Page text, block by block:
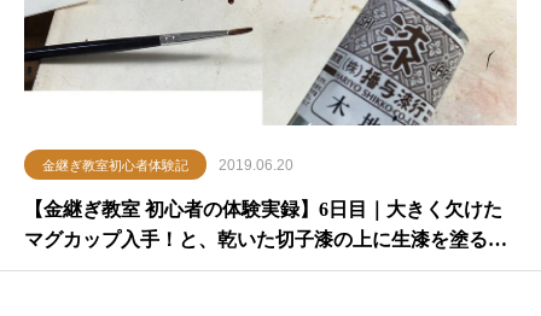
金継ぎ教室初心者体験記 2019.06.20
【金継ぎ教室 初心者の体験実録】6日目｜大きく欠けた
マグカップ入手！と、乾いた切子漆の上に生漆を塗る方
法